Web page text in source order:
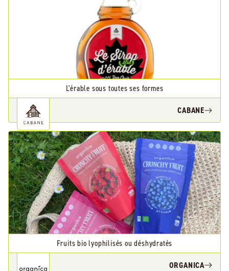
L'érable sous toutes ses formes
CABANE
Fruits bio lyophilisés ou déshydratés
ORGANICA